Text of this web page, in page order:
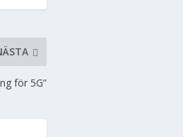
för 5G”